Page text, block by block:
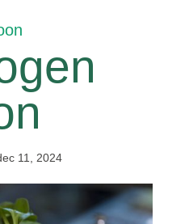
11, 2024